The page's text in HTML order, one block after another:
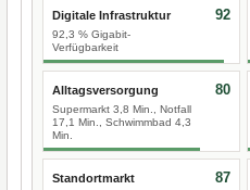
Digitale Infrastruktur
92,3 % Gigabit-
Verfügbarkeit
92
Alltagsversorgung
Supermarkt 3,8 Min., Notfall
17,1 Min., Schwimmbad 4,3
Min.
80
Standortmarkt 87